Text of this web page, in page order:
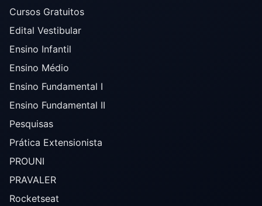
Cursos Gratuitos
Edital Vestibular
Ensino Infantil
Ensino Médio
Ensino Fundamental I
Ensino Fundamental II
Pesquisas
Prática Extensionista
PROUNI
PRAVALER
Rocketseat